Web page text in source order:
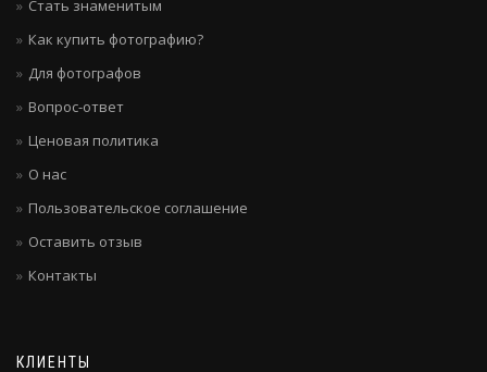
Стать знаменитым
Как купить фотографию?
Для фотографов
Вопрос-ответ
Ценовая политика
О нас
Пользовательское соглашение
Оставить отзыв
Контакты
КЛИЕНТЫ